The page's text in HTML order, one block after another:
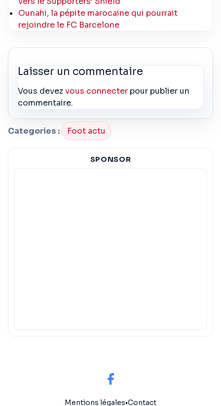
Ounahi, la pépite marocaine qui pourrait
rejoindre le FC Barcelone
Laisser un commentaire
Vous devezvous connecter pour publier un
commentaire.
Categories : Foot actu
SPONSOR
Mentions légales•Contact